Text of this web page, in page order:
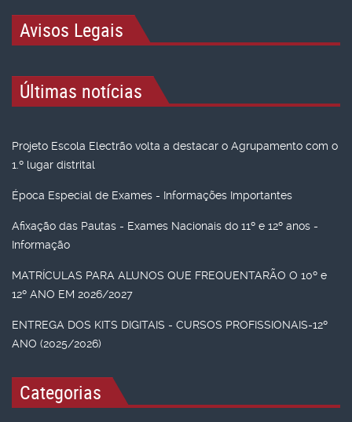
Avisos Legais
Últimas notícias
Projeto Escola Electrão volta a destacar o Agrupamento com o
1.º lugar distrital
Época Especial de Exames - Informações Importantes
Afixação das Pautas - Exames Nacionais do 11º e 12º anos -
Informação
MATRÍCULAS PARA ALUNOS QUE FREQUENTARÃO O 10º e
12º ANO EM 2026/2027
ENTREGA DOS KITS DIGITAIS - CURSOS PROFISSIONAIS-12º
ANO (2025/2026)
Categorias